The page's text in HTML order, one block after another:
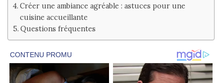
Créer une ambiance agréable : astuces pour une
cuisine accueillante
Questions fréquentes